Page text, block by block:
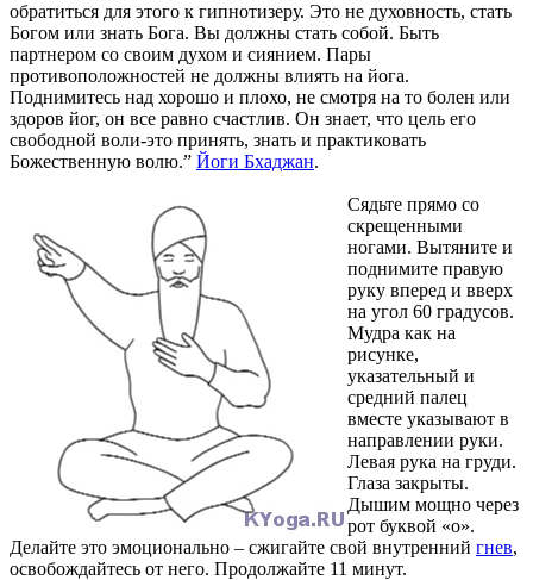
обратиться для этого к гипнотизеру. Это не духовность, стать
Богом или знать Бога. Вы должны стать собой. Быть
партнером со своим духом и сиянием. Пары
противоположностей не должны влиять на йога.
Поднимитесь над хорошо и плохо, не смотря на то болен или
здоров йог, он все равно счастлив. Он знает, что цель его
свободной воли-это принять, знать и практиковать
Божественную волю.” Йоги Бхаджан.
Сядьте прямо со
скрещенными
ногами. Вытяните и
поднимите правую
руку вперед и вверх
на угол 60 градусов.
Мудра как на
рисунке,
указательный и
средний палец
вместе указывают в
направлении руки.
Левая рука на груди.
Глаза закрыты.
Дышим мощно через
рот буквой «о».
Делайте это эмоционально – сжигайте свой внутренний гнев,
освобождайтесь от него. Продолжайте 11 минут.